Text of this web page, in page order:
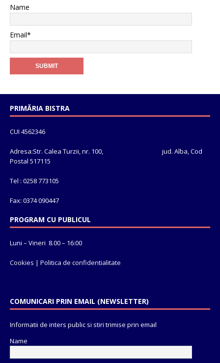
Name
Email*
PRIMĂRIA BISTRA
CUI 4562346
Adresa:Str. Calea Turzii, nr. 100, jud. Alba, Cod
Postal 517115
Tel : 0258 773105
Fax: 0374 090447
PROGRAM CU PUBLICUL
Luni – Vineri 8.00 – 16:00
Cookies | Politica de confidentialitate
COMUNICARI PRIN EMAIL (NEWSLETTER)
Informatii de inters public si stiri trimise prin email
Name